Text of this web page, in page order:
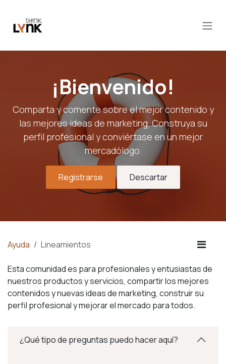
¡Bienvenido!
Comparta y comente sobre el mejor contenido y
las mejores ideas de marketing. Construya su
perfil profesional y conviértase en un mejor
mercadólogo.
Registrarse Descartar
Ayuda Lineamientos
Esta comunidad es para profesionales y entusiastas de
nuestros productos y servicios, compartir los mejores
contenidos y nuevas ideas de marketing, construir su
perfil profesional y mejorar el mercado para todos.
¿Qué tipo de preguntas puedo hacer aquí?